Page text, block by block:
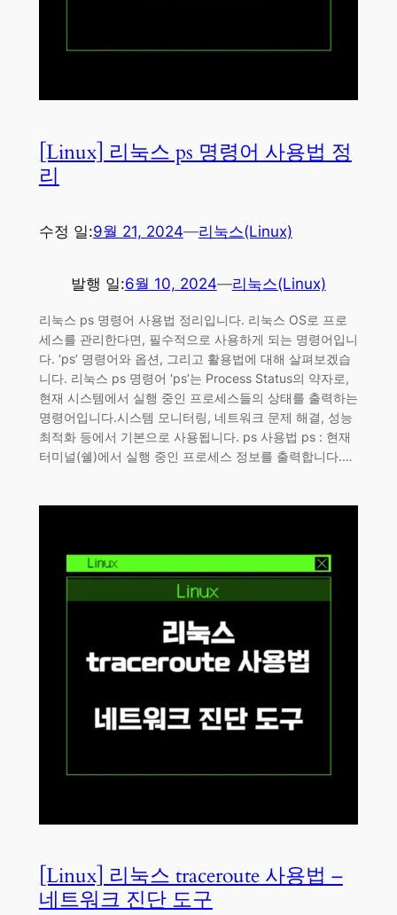
[Linux] 리눅스 ps 명령어 사용법 정
리
수정 일:9월 21, 2024—리눅스(Linux)
발행 일:6월 10, 2024—리눅스(Linux)
리눅스 ps 명령어 사용법 정리입니다. 리눅스 OS로 프로
세스를 관리한다면, 필수적으로 사용하게 되는 명령어입니
다. ‘ps’ 명령어와 옵션, 그리고 활용법에 대해 살펴보겠습
니다. 리눅스 ps 명령어 ‘ps’는 Process Status의 약자로,
현재 시스템에서 실행 중인 프로세스들의 상태를 출력하는
명령어입니다.시스템 모니터링, 네트워크 문제 해결, 성능
최적화 등에서 기본으로 사용됩니다. ps 사용법 ps : 현재
터미널(쉘)에서 실행 중인 프로세스 정보를 출력합니다.…
[Linux] 리눅스 traceroute 사용법 –
네트워크 진단 도구